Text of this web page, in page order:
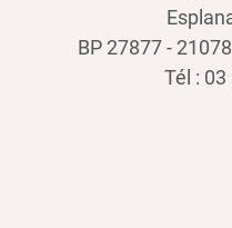
BP 27877 -
Tél :